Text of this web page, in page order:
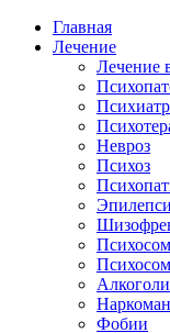
Главная
Лечение
Лечение
Невроз
Психоз
Фобии